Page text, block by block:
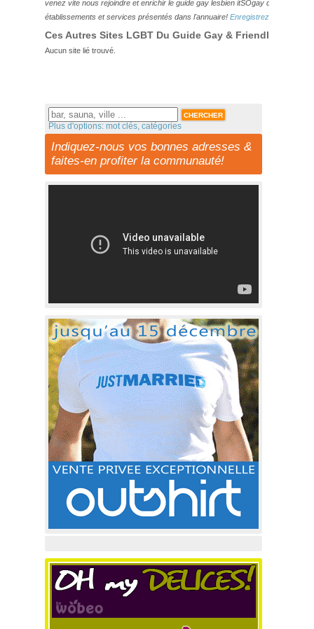
venez vite nous rejoindre et enrichir le guide gay lesbien itSOgay de vos
établissements et services présentés dans l'annuaire! Enregistrez-vous ici!
Ces Autres Sites LGBT Du Guide Gay & Friendly
Aucun site lié trouvé.
Plus d'options: mot clés, catégories
Indiquez-nous vos bonnes adresses &
faites-en profiter la communauté!